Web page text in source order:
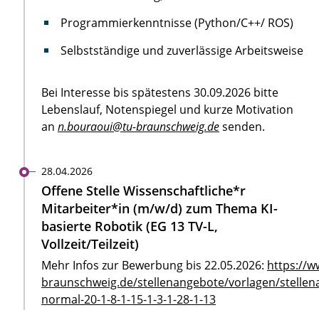
Programmierkenntnisse (Python/C++/ ROS)
Selbstständige und zuverlässige Arbeitsweise
Bei Interesse bis spätestens 30.09.2026 bitte
Lebenslauf, Notenspiegel und kurze Motivation
an n.bouraoui@tu-braunschweig.desenden.
28.04.2026
Offene Stelle Wissenschaftliche*r
Mitarbeiter*in (m/w/d) zum Thema KI-
basierte Robotik (EG 13 TV-L,
Vollzeit/Teilzeit)
Mehr Infos zur Bewerbung bis 22.05.2026: https://
braunschweig.de/stellenangebote/vorlagen/
normal-20-1-8-1-15-1-3-1-28-1-13